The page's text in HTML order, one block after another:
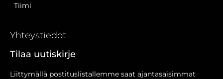
Tiimi
Yhteystiedot
Tilaa uutiskirje
Liittymällä postituslistallemme saat ajantasaisimmat